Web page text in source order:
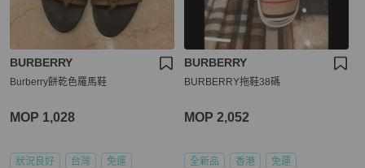
BURBERRY
Burberry餅乾色羅馬鞋
MOP 1,028
狀況良好 台灣 免運
BURBERRY
BURBERRY拖鞋38碼
MOP 2,052
全新品 香港 免運